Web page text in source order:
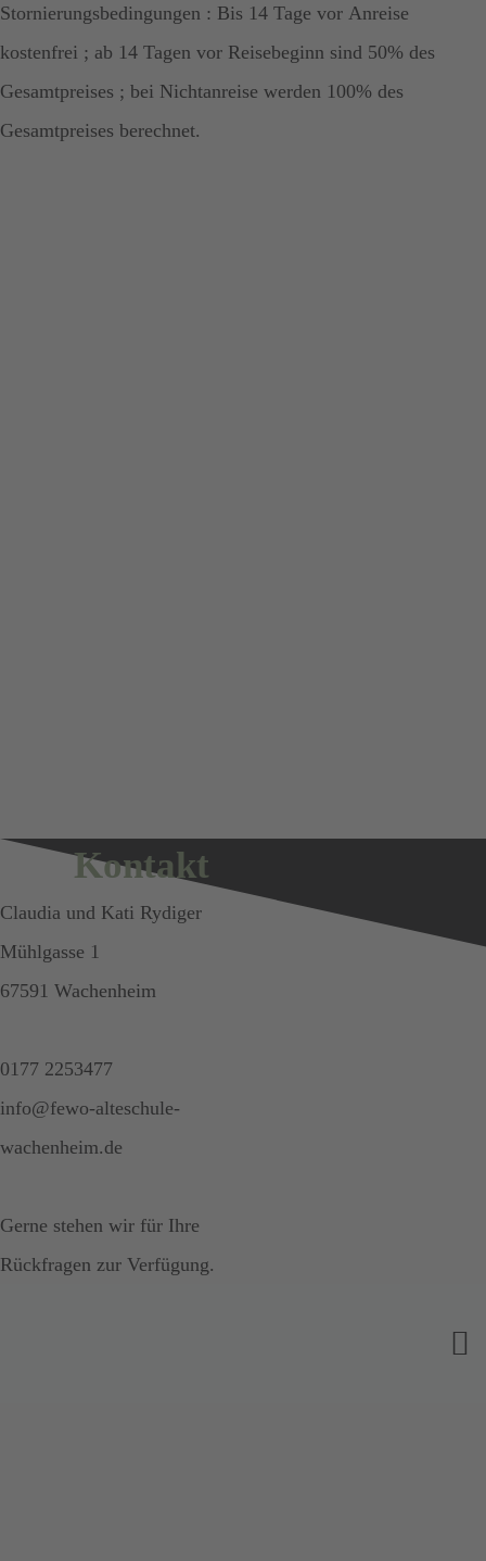
Stornierungsbedingungen : Bis 14 Tage vor Anreise
kostenfrei ; ab 14 Tagen vor Reisebeginn sind 50% des
Gesamtpreises ; bei Nichtanreise werden 100% des
Gesamtpreises berechnet.
Kontakt
Claudia und Kati Rydiger
Mühlgasse 1
67591 Wachenheim
0177 2253477
info@fewo-alteschule-
wachenheim.de
Gerne stehen wir für Ihre
Rückfragen zur Verfügung.